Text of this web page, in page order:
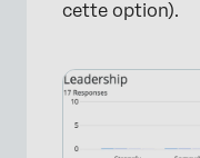
cette option).